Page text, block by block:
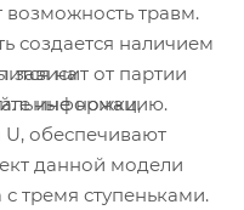
травм.
создается наличием
на
ножки,
обеспечивают
данной модели
тремя ступеньками.
от партии
информацию.